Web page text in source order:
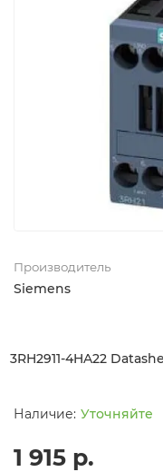
Производитель
Siemens
3RH2911-4HA22
Уточняйте
1 915 р.